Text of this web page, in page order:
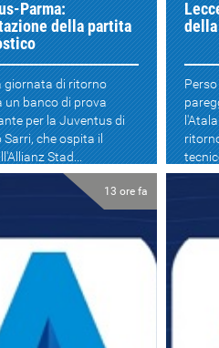
Parma:
della partita
giornata di ritorno
un banco di prova
per la Juventus di
Sarri, che ospita il
Stad...
13 ore fa